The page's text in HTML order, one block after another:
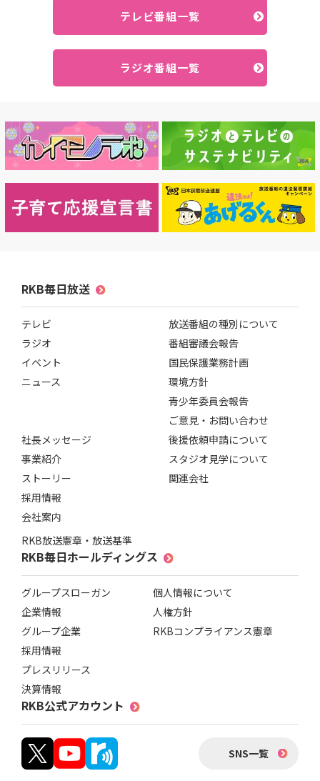
テレビ番組一覧
ラジオ番組一覧
RKB毎日放送
テレビ
ラジオ
イベント
ニュース
社長メッセージ
事業紹介
ストーリー
採用情報
会社案内
RKB放送憲章・放送基準
放送番組の種別について
番組審議会報告
国民保護業務計画
環境方針
青少年委員会報告
ご意見・お問い合わせ
後援依頼申請について
スタジオ見学について
関連会社
RKB毎日ホールディングス
グループスローガン
企業情報
グループ企業
採用情報
プレスリリース
決算情報
個人情報について
人権方針
RKBコンプライアンス憲章
RKB公式アカウント
SNS一覧